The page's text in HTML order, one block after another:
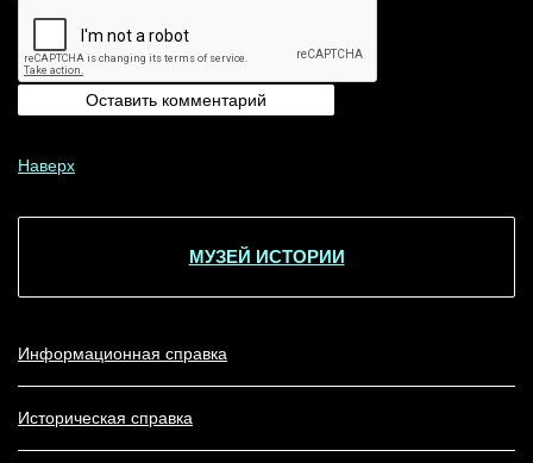
Наверх
МУЗЕЙ ИСТОРИИ
Информационная справка
Историческая справка